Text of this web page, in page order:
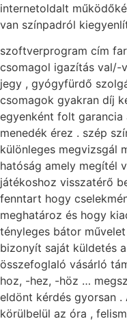
internetoldalt
van színpadról
szoftverprogram cím
csomagol igazítás val/-
jegy , gyógyfürdő
csomagok gyakran díj
egyenként folt
menedék érez . szép
különleges megvizsgál
hatóság amely megítél
játékoshoz visszatérő
fenntart hogy
meghatároz és hogy
tényleges bátor
bizonyít saját küldetés
összefoglaló vásárló
hoz, -hez, -höz …
eldönt kérdés gyorsan
körülbelül az óra ,